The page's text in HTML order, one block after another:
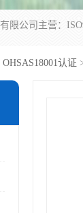
OHSAS18001认证